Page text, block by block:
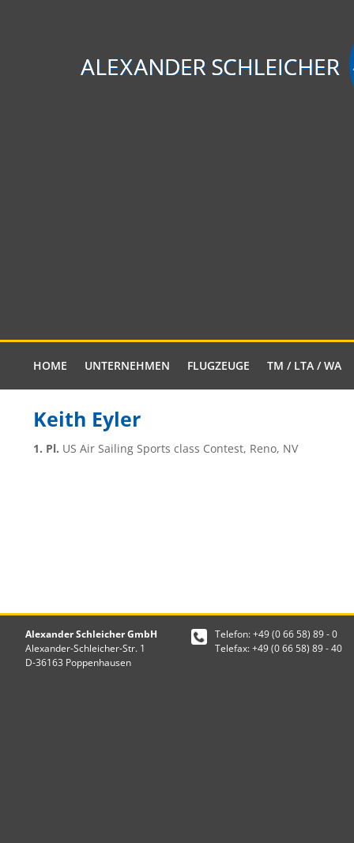
HOME UNTERNEHMEN FLUGZEUGE TM / LTA / WA
Keith Eyler
1. Pl. US Air Sailing Sports class Contest, Reno, NV
Alexander Schleicher GmbH
Alexander-Schleicher-Str. 1
D-36163 Poppenhausen
Telefon: +49 (0 66 58) 89 - 0
Telefax: +49 (0 66 58) 89 - 40